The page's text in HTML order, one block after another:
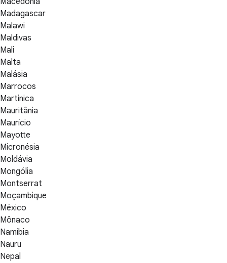
Madagascar
Malawi
Maldivas
Mali
Malta
Malásia
Marrocos
Martinica
Mauritânia
Maurício
Mayotte
Micronésia
Moldávia
Mongólia
Montserrat
Moçambique
México
Mônaco
Namíbia
Nauru
Nepal